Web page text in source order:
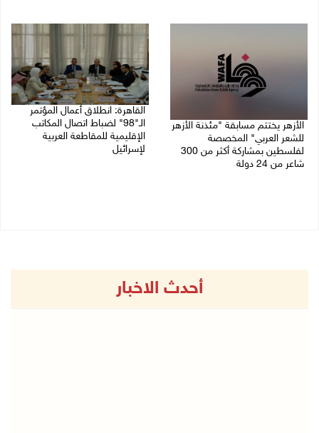
الأزهر يختتم مسابقة "مئذنة الأزهر
للشعر العربي" المخصصة
لفلسطين بمشاركة أكثر من 300
شاعر من 24 دولة
القاهرة: انطلاق أعمال المؤتمر
الـ"98" لضباط اتصال المكاتب
الإقليمية للمقاطعة العربية
لإسرائيل
أحدث الاخبار